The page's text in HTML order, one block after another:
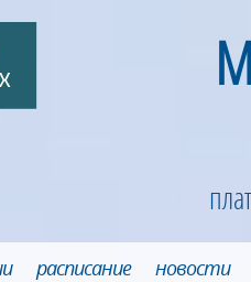
расписание новости